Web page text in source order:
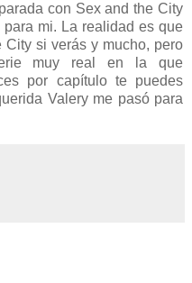
con Sex and the City
mi. La realidad es que
si verás y mucho, pero
muy real en la que
por capítulo te puedes
Valery me pasó para